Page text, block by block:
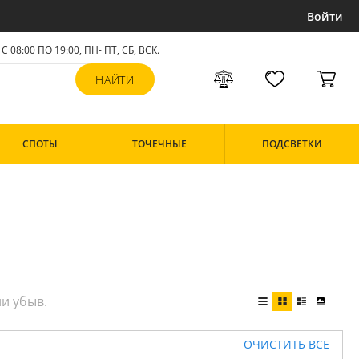
Войти
С 08:00 ПО 19:00, ПН- ПТ, СБ, ВСК.
СПОТЫ ТОЧЕЧНЫЕ ПОДСВЕТКИ
ОЧИСТИТЬ ВСЕ